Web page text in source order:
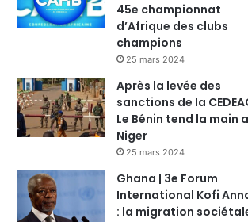
45e championnat
d’Afrique des clubs
champions
25 mars 2024
Après la levée des
sanctions de la
Le Bénin tend la main
Niger
25 mars 2024
Ghana | 3e Forum
International Kofi
: la migration